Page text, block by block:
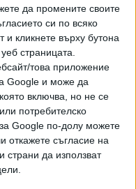
да промените своите
си по всяко
и кликнете върху бутона
страницата.
това приложение
Google и може да
включва, но не се
потребителско
Google по-долу можете
откажете съгласие на
страни да използват
първи етап ще трябва
във втори, ако
градове като Пловдив,
лв., Русе, Видин,
получат по 50 млн.
– 150 млн. лв.,
колкото в някои
от сградния фонд на
да е